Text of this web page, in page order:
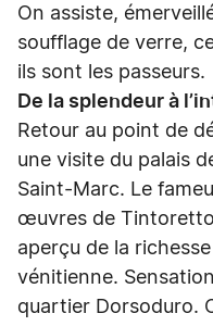
On assiste,
soufflage de verre,
ils sont les passeurs.
De la splendeur à
Retour au point de
une visite du palais
Saint-Marc. Le
œuvres de
aperçu de la
vénitienne.
quartier Dorsoduro.